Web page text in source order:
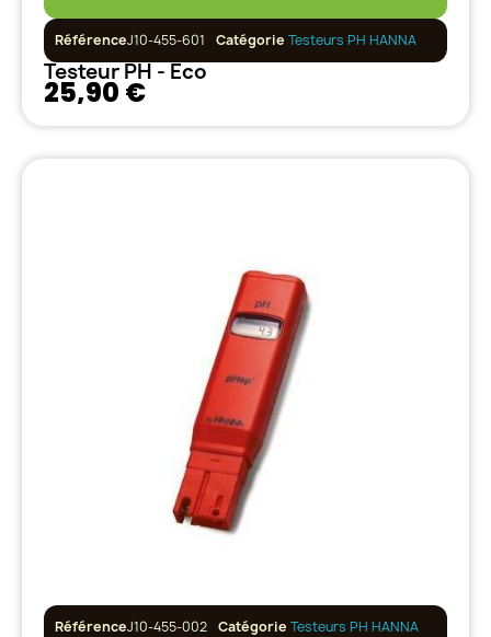
RéférenceJ10-455-601 Catégorie Testeurs PH HANNA
Testeur PH - Eco
25,90 €
RéférenceJ10-455-002 Catégorie Testeurs PH HANNA